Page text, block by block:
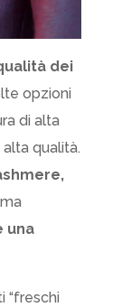
dei
opzioni
di alta
qualità.
una
“freschi